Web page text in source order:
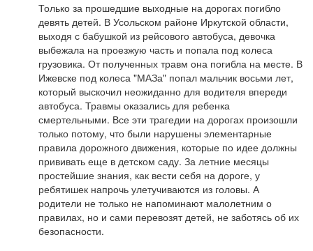
Только за прошедшие выходные на дорогах погибло
девять детей. В Усольском районе Иркутской области,
выходя с бабушкой из рейсового автобуса, девочка
выбежала на проезжую часть и попала под колеса
грузовика. От полученных травм она погибла на месте. В
Ижевске под колеса "МАЗа" попал мальчик восьми лет,
который выскочил неожиданно для водителя впереди
автобуса. Травмы оказались для ребенка
смертельными. Все эти трагедии на дорогах произошли
только потому, что были нарушены элементарные
правила дорожного движения, которые по идее должны
прививать еще в детском саду. За летние месяцы
простейшие знания, как вести себя на дороге, у
ребятишек напрочь улетучиваются из головы. А
родители не только не напоминают малолетним о
правилах, но и сами перевозят детей, не заботясь об их
безопасности.